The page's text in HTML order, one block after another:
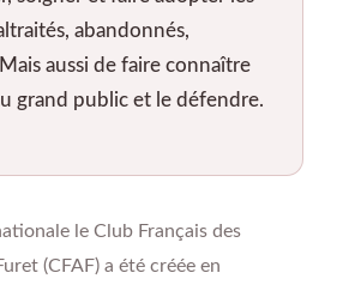
abandonnés,
aussi de faire connaître
grand public et le défendre.
le Club Français des
(CFAF) a été créée en